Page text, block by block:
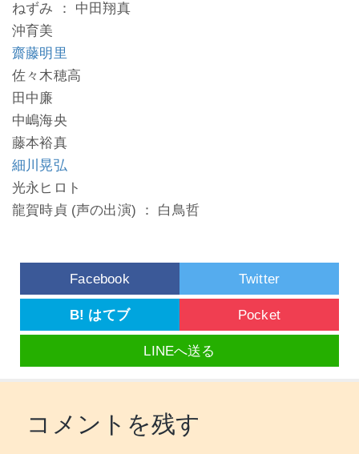
ねずみ ： 中田翔真
沖育美
齋藤明里
佐々木穂高
田中廉
中嶋海央
藤本裕真
細川晃弘
光永ヒロト
龍賀時貞 (声の出演) ： 白鳥哲
Facebook Twitter
B! はてブ Pocket
LINEへ送る
コメントを残す